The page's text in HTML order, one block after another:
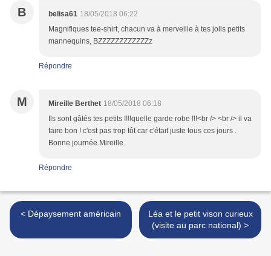
B belisa61 18/05/2018 06:22
Magnifiques tee-shirt, chacun va à merveille à tes jolis petits
mannequins, BZZZZZZZZZZZZz
Répondre
M Mireille Berthet 18/05/2018 06:18
Ils sont gâtés tes petits !!!!quelle garde robe !!!<br /> <br /> il va
faire bon ! c'est pas trop tôt car c'était juste tous ces jours .
Bonne journée.Mireille.
Répondre
< Dépaysement américain
Léa et le petit vison curieux
(visite au parc national) >